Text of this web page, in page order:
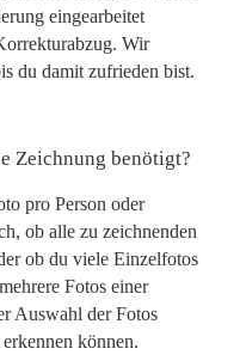
eingearbeitet
Wir
du damit zufrieden bist.
Zeichnung benötigt?
pro Person oder
ob alle zu zeichnenden
ob du viele Einzelfotos
Fotos einer
Auswahl der Fotos
können.